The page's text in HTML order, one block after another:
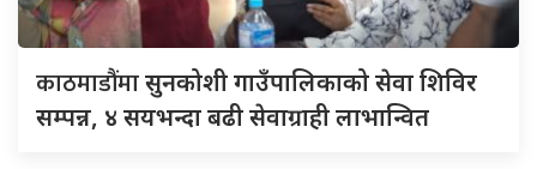
काठमाडौंमासुनकोशी गाउँपालिकाको सेवा शिविर
सम्पन्न, ४ सयभन्दा बढी सेवाग्राही लाभान्वित